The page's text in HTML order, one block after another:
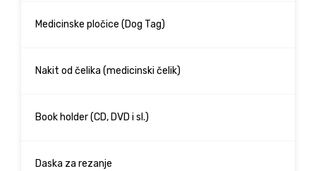
Medicinske pločice (Dog Tag)
Nakit od čelika (medicinski čelik)
Book holder (CD, DVD i sl.)
Daska za rezanje